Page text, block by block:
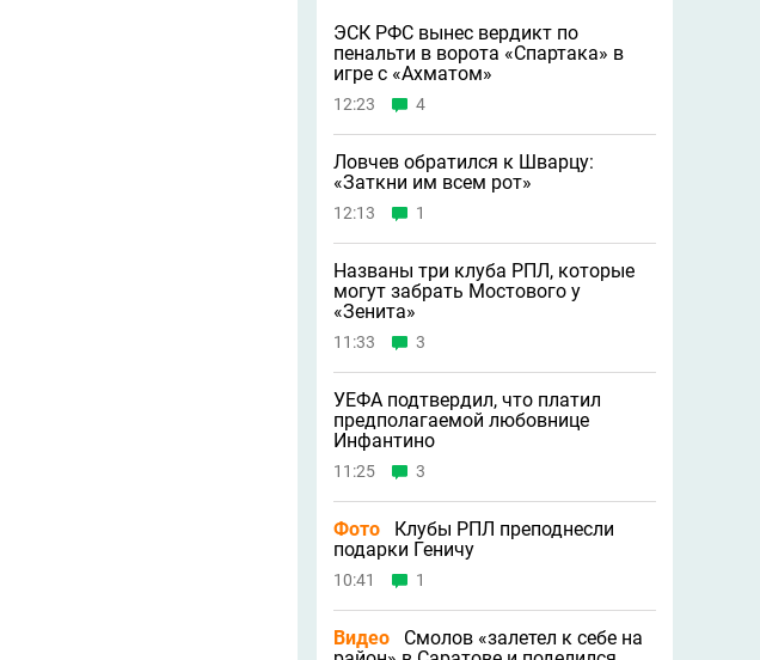
ЭСК РФС вынес вердикт по
пенальти в ворота «Спартака» в
игре с «Ахматом»
12:23 4
Ловчев обратился к Шварцу:
«Заткни им всем рот»
12:13 1
Названы три клуба РПЛ, которые
могут забрать Мостового у
«Зенита»
11:33 3
УЕФА подтвердил, что платил
предполагаемой любовнице
Инфантино
11:25 3
Фото
Клубы РПЛ преподнесли
подарки Геничу
10:41 1
Видео
Смолов «залетел к себе на